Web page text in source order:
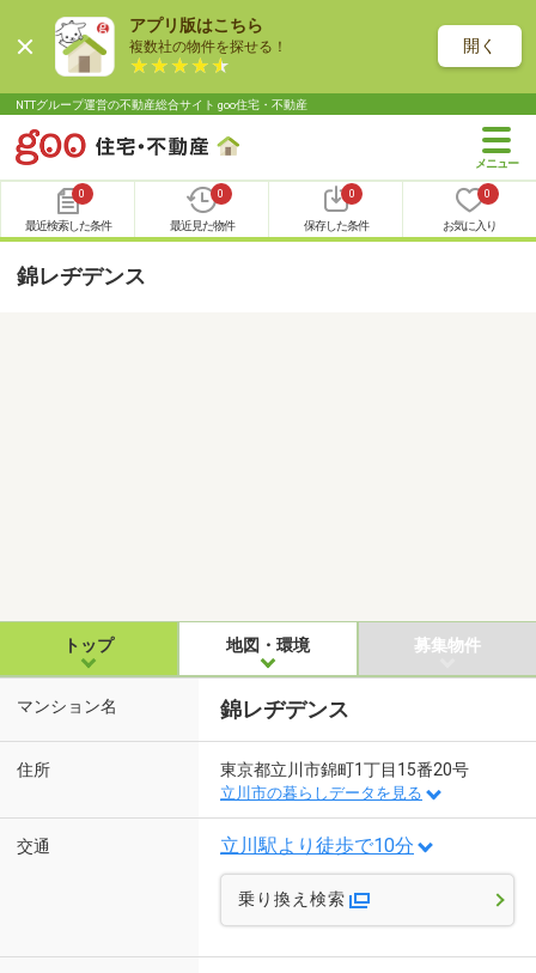
アプリ版はこちら
複数社の物件を探せる！ 開く
NTTグループ運営の不動産総合サイト goo住宅・不動産
0
最近検索した条件
0
最近見た物件
0
保存した条件
0
お気に入り
錦レヂデンス
トップ 地図・環境 募集物件
マンション名 錦レヂデンス
住所 東京都立川市錦町1丁目15番20号
立川市の暮らしデータを見る
交通 立川駅より徒歩で10分
乗り換え検索